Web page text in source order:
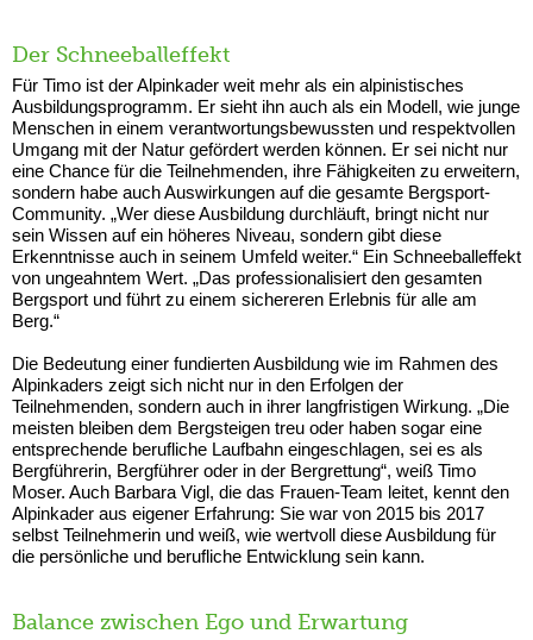
Der Schneeballeffekt
Für Timo ist der Alpinkader weit mehr als ein alpinistisches
Ausbildungsprogramm. Er sieht ihn auch als ein Modell, wie junge
Menschen in einem verantwortungsbewussten und respektvollen
Umgang mit der Natur gefördert werden können. Er sei nicht nur
eine Chance für die Teilnehmenden, ihre Fähigkeiten zu erweitern,
sondern habe auch Auswirkungen auf die gesamte Bergsport-
Community. „Wer diese Ausbildung durchläuft, bringt nicht nur
sein Wissen auf ein höheres Niveau, sondern gibt diese
Erkenntnisse auch in seinem Umfeld weiter.“ Ein Schneeballeffekt
von ungeahntem Wert. „Das professionalisiert den gesamten
Bergsport und führt zu einem sichereren Erlebnis für alle am
Berg.“
Die Bedeutung einer fundierten Ausbildung wie im Rahmen des
Alpinkaders zeigt sich nicht nur in den Erfolgen der
Teilnehmenden, sondern auch in ihrer langfristigen Wirkung. „Die
meisten bleiben dem Bergsteigen treu oder haben sogar eine
entsprechende berufliche Laufbahn eingeschlagen, sei es als
Bergführerin, Bergführer oder in der Bergrettung“, weiß Timo
Moser. Auch Barbara Vigl, die das Frauen-Team leitet, kennt den
Alpinkader aus eigener Erfahrung: Sie war von 2015 bis 2017
selbst Teilnehmerin und weiß, wie wertvoll diese Ausbildung für
die persönliche und berufliche Entwicklung sein kann.
Balance zwischen Ego und Erwartung